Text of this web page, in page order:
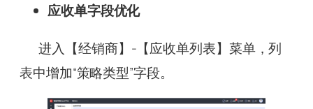
应收单字段优化
进入【经销商】-【应收单列表】菜单，列
表中增加“策略类型”字段。